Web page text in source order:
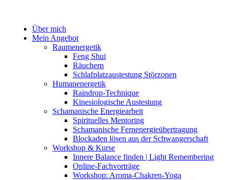
Über mich
Mein Angebot
Raumenergetik
Feng Shui
Räuchern
Schlafplatzaustestung Störzonen
Humanenergetik
Raindrop-Technique
Kinesiologische Austestung
Schamanische Energiearbeit
Spirituelles Mentoring
Schamanische Fernenergieübertragung
Blockaden lösen aus der Schwangerschaft
Workshop & Kurse
Innere Balance finden | Light Remembering
Online-Fachvorträge
Workshop: Aroma-Chakren-Yoga